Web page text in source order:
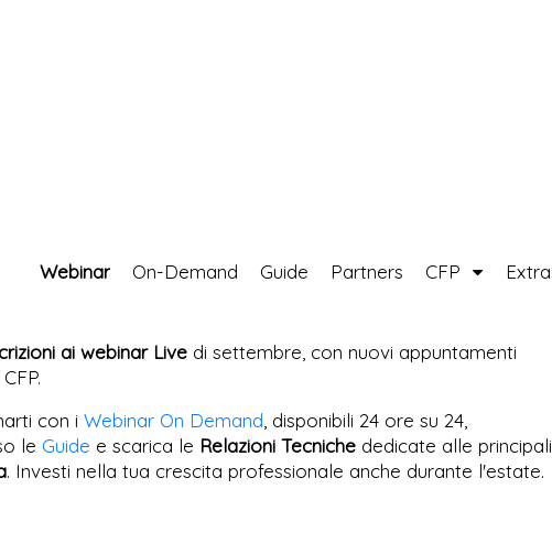
Webinar On-Demand Guide Partners CFP Extra
ai webinar Live di settembre, con nuovi appuntamenti
con i Webinar On Demand , disponibili 24 ore su 24,
le Guide e scarica le Relazioni Tecniche dedicate alle principali
. Investi nella tua crescita professionale anche durante l'estate.